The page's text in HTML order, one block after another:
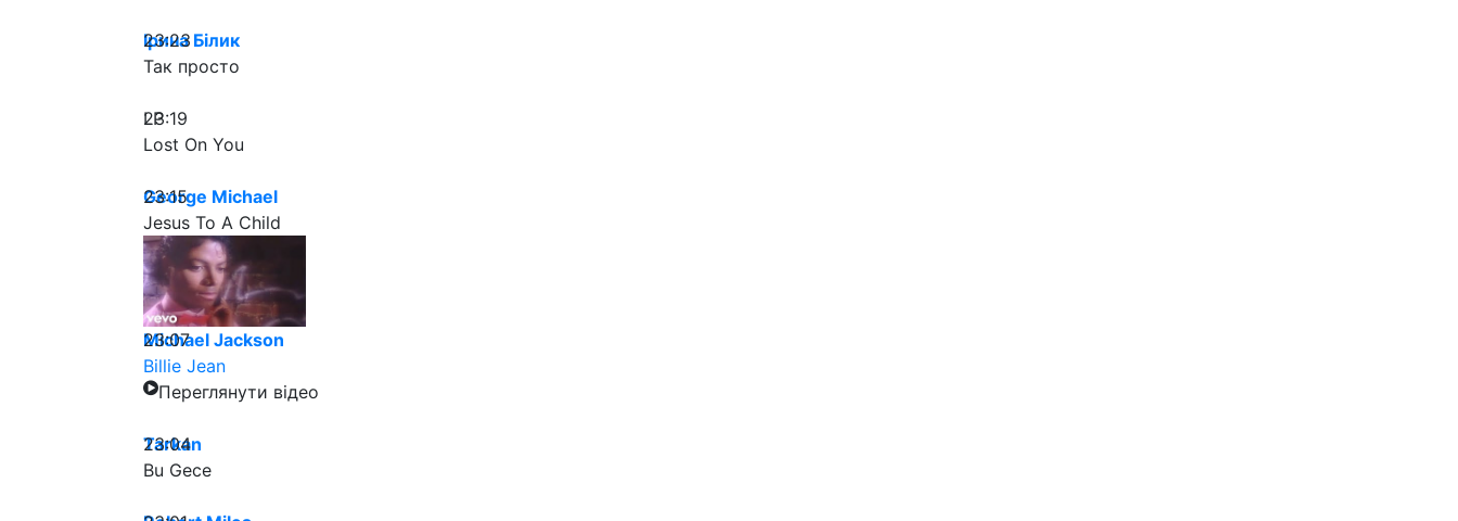
23:23
Ірина Білик
Так просто
23:19
LP
Lost On You
23:15
George Michael
Jesus To A Child
23:07
Michael Jackson
Billie Jean
Переглянути відео
23:04
Tarkan
Bu Gece